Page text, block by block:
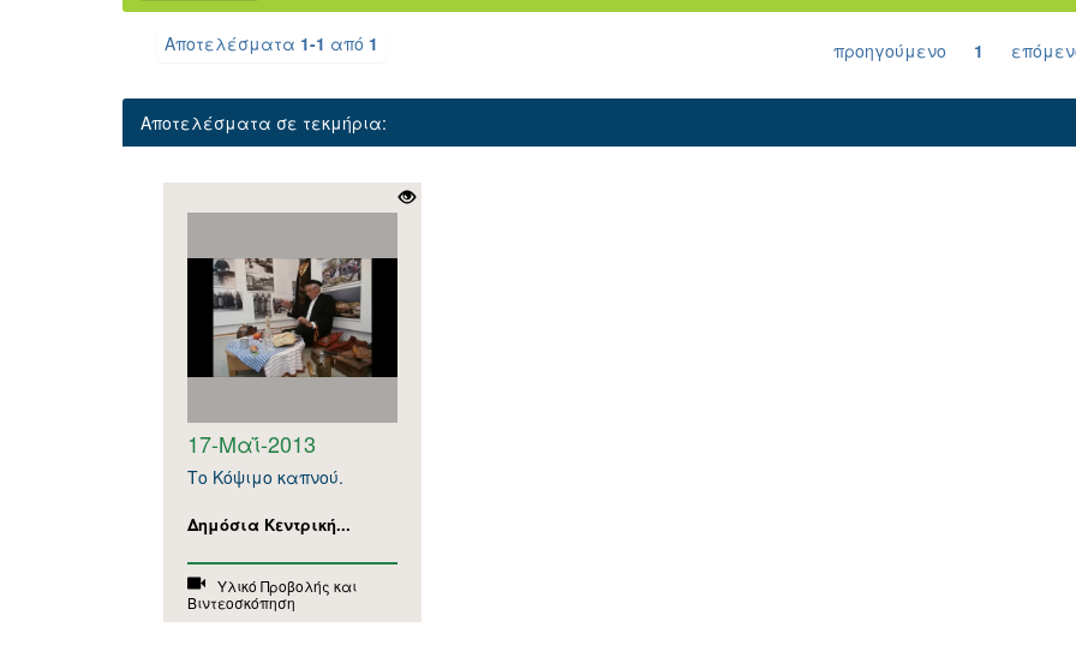
Αποτελέσματα 1-1 από 1 προηγούμενο 1
Αποτελέσματα σε τεκμήρια:
17-Μαΐ-2013
Το Κόψιμο καπνού.
Δημόσια Κεντρική...
Υλικό Προβολής και
Βιντεοσκόπηση